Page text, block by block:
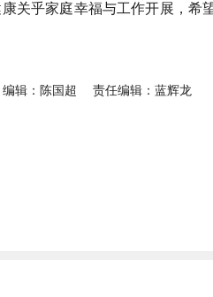
关乎家庭幸福与工作开展，
编辑：陈国超 责任编辑：蓝辉龙